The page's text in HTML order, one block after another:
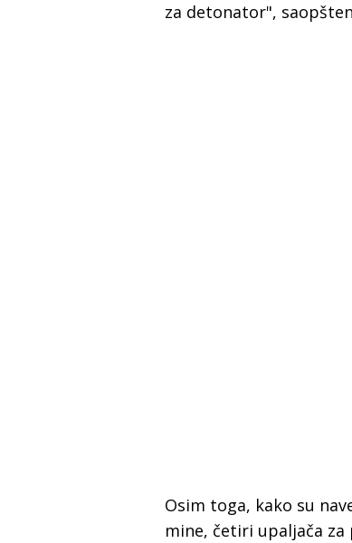
za detonator",
Osim toga, kako su
mine, četiri upaljača